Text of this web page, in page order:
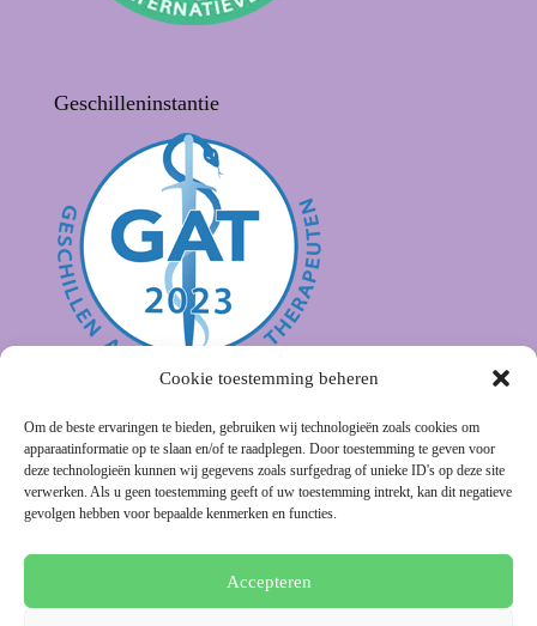
Cookie toestemming beheren
Om de beste ervaringen te bieden, gebruiken wij technologieën zoals cookies om
apparaatinformatie op te slaan en/of te raadplegen. Door toestemming te geven voor
deze technologieën kunnen wij gegevens zoals surfgedrag of unieke ID's op deze site
verwerken. Als u geen toestemming geeft of uw toestemming intrekt, kan dit negatieve
gevolgen hebben voor bepaalde kenmerken en functies.
Accepteren
Geschilleninstantie
Algemene voorwaarden Disclaimer
Cookies
Chinese geneeskunde